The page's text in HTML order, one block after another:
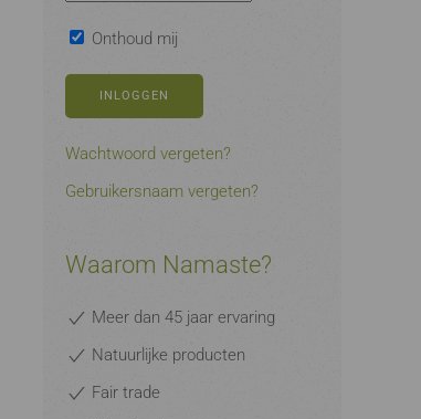
Onthoud mij
INLOGGEN
Wachtwoord vergeten?
Gebruikersnaam vergeten?
Waarom Namaste?
Meer dan 45 jaar ervaring
Natuurlijke producten
Fair trade